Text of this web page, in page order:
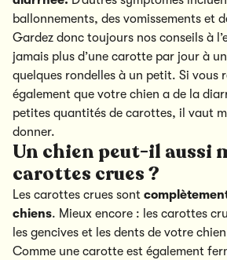
ballonnements, des vomissements et
Gardez donc toujours nos conseils à
jamais plus d’une carotte par jour à
quelques rondelles à un petit. Si vous
également que votre chien a de la
petites quantités de carottes, il vaut
donner.
Un chien peut-il aussi
carottes crues ?
Les carottes crues sont
chiens. Mieux encore : les carottes
les gencives et les dents de votre
Comme une carotte est également